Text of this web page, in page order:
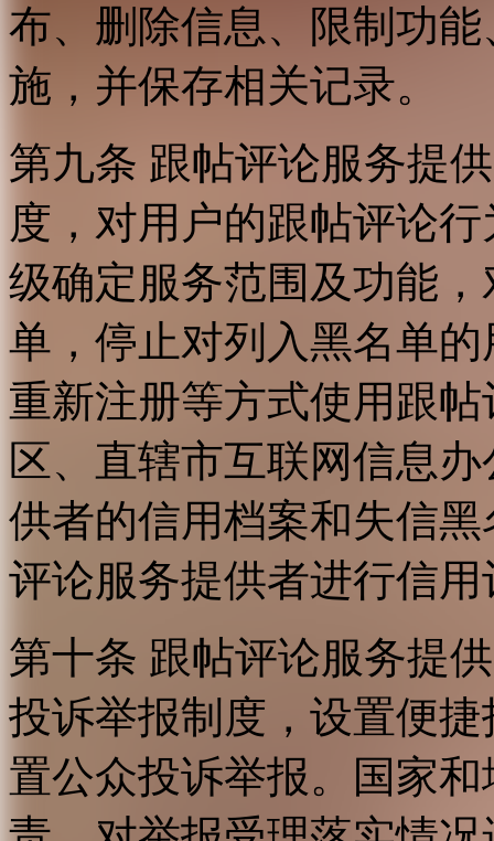
布、删除信息、限制功
施，并保存相关记录。
第九条 跟帖评论服务提
度，对用户的跟帖评论
级确定服务范围及功能
单，停止对列入黑名单
重新注册等方式使用跟
区、直辖市互联网信息
供者的信用档案和失信
评论服务提供者进行信用
第十条 跟帖评论服务提
投诉举报制度，设置便
置公众投诉举报。国家